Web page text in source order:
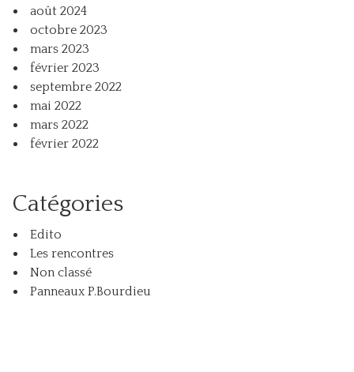
août 2024
octobre 2023
mars 2023
février 2023
septembre 2022
mai 2022
mars 2022
février 2022
Catégories
Edito
Les rencontres
Non classé
Panneaux P.Bourdieu